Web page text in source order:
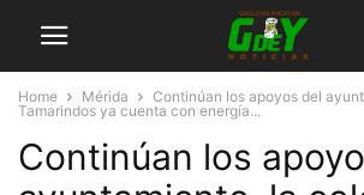
Home Mérida
Continúan los apoyos del
Tamarindos ya cuenta con energía...
Continúan los